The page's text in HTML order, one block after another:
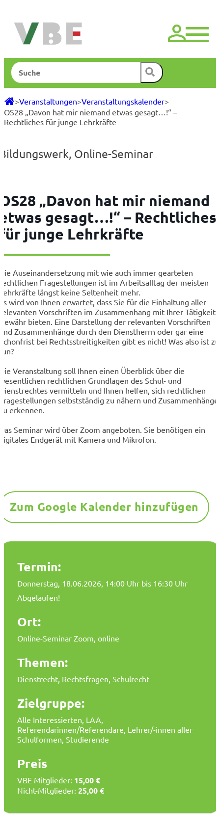
springen
Suchen
>Veranstaltungen>Veranstaltungskalender>
OS28 „Davon hat mir niemand etwas gesagt…!“ –
Rechtliches für junge Lehrkräfte
, Online-Seminar
„Davon hat mir niemand
gesagt…!“ – Rechtliches
junge Lehrkräfte
Auseinandersetzung mit wie auch immer gearteten
Fragestellungen ist im Arbeitsalltag der meisten
längst keine Seltenheit mehr.
wird von Ihnen erwartet, dass Sie für die Einhaltung aller
Vorschriften im Zusammenhang mit Ihrer Tätigkeit
bieten. Eine Darstellung der relevanten Vorschriften
Zusammenhänge durch den Dienstherrn oder gar eine
bei Rechtsstreitigkeiten gibt es nicht! Was also ist zu
Veranstaltung soll Ihnen einen Überblick über die
rechtlichen Grundlagen des Schul- und
vermitteln und Ihnen helfen, sich rechtlichen
selbstständig zu nähern und Zusammenhänge
erkennen.
Seminar wird über Zoom angeboten. Sie benötigen ein
Endgerät mit Kamera und Mikrofon.
Zum Google Kalender hinzufügen
Termin:
Donnerstag, 18.06.2026 , 14:00 Uhr bis 16:30 Uhr
Abgelaufen!
Ort:
Online-Seminar Zoom, online
Themen:
Dienstrecht, Rechtsfragen, Schulrecht
Zielgruppe:
Alle Interessierten, LAA,
Referendarinnen/Referendare, Lehrer/-innen aller
Schulformen, Studierende
Preis
VBE Mitglieder: 15,00 €
Nicht-Mitglieder: 25,00 €